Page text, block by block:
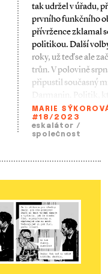
tak udržel v úřadu,
prvního funkčního
přívržence zklamal
politikou. Další
roky, už teď se ale
trůn. V polovině
připustil současný
Darmanin. Politik,
MARIE
#18/2023
eskalátor /
společnost